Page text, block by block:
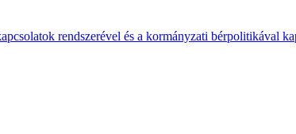
rendszerével és a kormányzati bérpolitikával